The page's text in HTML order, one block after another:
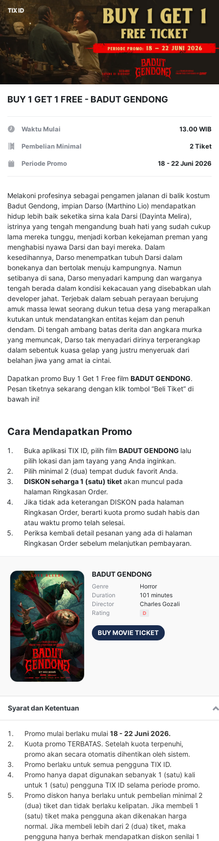
BUY 1 GET 1 FREE - BADUT GENDONG
Waktu Mulai 13.00 WIB
Pembelian Minimal 2 Tiket
Periode Promo 18 - 22 Juni 2026
Melakoni profesinya sebagai pengamen jalanan di balik kostum
Badut Gendong, impian Darso (Marthino Lio) mendapatkan
hidup lebih baik seketika sirna kala Darsi (Dayinta Melira),
istrinya yang tengah mengandung buah hati yang sudah cukup
lama mereka tunggu, menjadi korban kekejaman preman yang
menghabisi nyawa Darsi dan bayi mereka. Dalam
kesedihannya, Darso menempatkan tubuh Darsi dalam
bonekanya dan bertolak menuju kampungnya. Namun
setibanya di sana, Darso menyadari kampung dan warganya
tengah berada dalam kondisi kekacauan yang disebabkan ulah
developer jahat. Terjebak dalam sebuah perayaan berujung
amuk massa lewat seorang dukun tetua desa yang merapalkan
kutukan untuk mendatangkan entitas kejam dan penuh
dendam. Di tengah ambang batas derita dan angkara murka
yang memuncak, Darso tak menyadari dirinya terperangkap
dalam sebentuk kuasa gelap yang justru menyeruak dari
belahan jiwa yang amat ia cintai.
Dapatkan promo Buy 1 Get 1 Free film BADUT GENDONG.
Pesan tiketnya sekarang dengan klik tombol “Beli Tiket” di
bawah ini!
Cara Mendapatkan Promo
Buka aplikasi TIX ID, pilih film BADUT GENDONG lalu
pilih lokasi dan jam tayang yang Anda inginkan.
Pilih minimal 2 (dua) tempat duduk favorit Anda.
DISKON seharga 1 (satu) tiket akan muncul pada
halaman Ringkasan Order.
Jika tidak ada keterangan DISKON pada halaman
Ringkasan Order, berarti kuota promo sudah habis dan
atau waktu promo telah selesai.
Periksa kembali detail pesanan yang ada di halaman
Ringkasan Order sebelum melanjutkan pembayaran.
BADUT GENDONG
Genre
Horror
Duration
101 minutes
Director
Charles Gozali
Rating
D
BUY MOVIE TICKET
Syarat dan Ketentuan
Promo mulai berlaku mulai 18 - 22 Juni 2026.
Kuota promo TERBATAS. Setelah kuota terpenuhi,
promo akan secara otomatis dihentikan oleh sistem.
Promo berlaku untuk semua pengguna TIX ID.
Promo hanya dapat digunakan sebanyak 1 (satu) kali
untuk 1 (satu) pengguna TIX ID selama periode promo.
Promo diskon hanya berlaku untuk pembelian minimal 2
(dua) tiket dan tidak berlaku kelipatan. Jika membeli 1
(satu) tiket maka pengguna akan dikenakan harga
normal. Jika membeli lebih dari 2 (dua) tiket, maka
pengguna hanya berhak mendapatkan diskon senilai 1